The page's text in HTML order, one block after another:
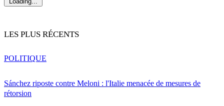
LES PLUS RÉCENTS
Sánchez riposte contre Meloni : l'Italie menacée de mesures de
rétorsion
POLITIQUE